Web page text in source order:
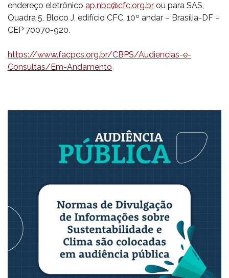
endereço eletrônico ap.nbc@cfc.org.br ou para SAS,
Quadra 5, Bloco J, edifício CFC, 10º andar – Brasília-DF –
CEP 70070-920.
https://www.facpcs.org.br/CBPS/Audiencias-e-
Consultas/Em-Andamento